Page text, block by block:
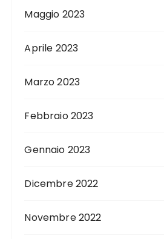
Maggio 2023
Aprile 2023
Marzo 2023
Febbraio 2023
Gennaio 2023
Dicembre 2022
Novembre 2022